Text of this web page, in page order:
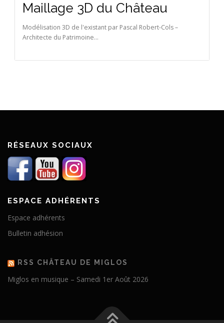
Maillage 3D du Château
Modélisation 3D de l'existant par Pascal Robert-Cols –
Architecte du Patrimoine...
RÉSEAUX SOCIAUX
ESPACE ADHÉRENTS
Espace adhérents
Bulletin adhésion
RSS CHÂTEAU DE MIGLOS
Miglos en musique – Samedi 1er Août 2026